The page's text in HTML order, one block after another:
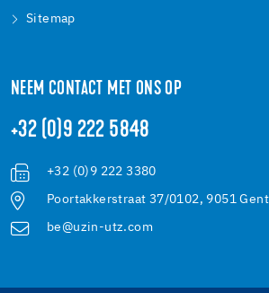
Sitemap
NEEM CONTACT MET ONS OP
+32 (0)9 222 5848
+32 (0)9 222 3380
Poortakkerstraat 37/0102, 9051 Gent
be@uzin-utz.com